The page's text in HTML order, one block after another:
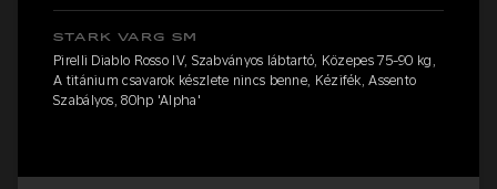
STARK VARG SM
Pirelli Diablo Rosso IV, Szabványos lábtartó, Közepes 75-90 kg,
A titánium csavarok készlete nincs benne, Kézifék, Assento
Szabályos, 80hp 'Alpha'